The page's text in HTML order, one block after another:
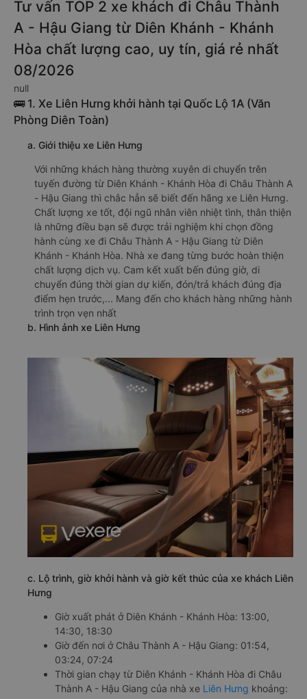
Tư vấn TOP 2 xe khách đi Châu Thành
A - Hậu Giang từ Diên Khánh - Khánh
Hòa chất lượng cao, uy tín, giá rẻ nhất
08/2026
null
🚌 1. Xe Liên Hưng khởi hành tại Quốc Lộ 1A (Văn
Phòng Diên Toàn)
a. Giới thiệu xe Liên Hưng
Với những khách hàng thường xuyên di chuyển trên
tuyến đường từ Diên Khánh - Khánh Hòa đi Châu Thành A
- Hậu Giang thì chắc hẳn sẽ biết đến hãng xe Liên Hưng.
Chất lượng xe tốt, đội ngũ nhân viên nhiệt tình, thân thiện
là những điều bạn sẽ được trải nghiệm khi chọn đồng
hành cùng xe đi Châu Thành A - Hậu Giang từ Diên
Khánh - Khánh Hòa. Nhà xe đang từng bước hoàn thiện
chất lượng dịch vụ. Cam kết xuất bến đúng giờ, di
chuyển đúng thời gian dự kiến, đón/trả khách đúng địa
điểm hẹn trước,... Mang đến cho khách hàng những hành
trình trọn vẹn nhất
b. Hình ảnh xe Liên Hưng
c. Lộ trình, giờ khởi hành và giờ kết thúc của xe khách Liên
Hưng
Giờ xuất phát ở Diên Khánh - Khánh Hòa: 13:00,
14:30, 18:30
Giờ đến nơi ở Châu Thành A - Hậu Giang: 01:54,
03:24, 07:24
Thời gian chạy từ Diên Khánh - Khánh Hòa đi Châu
Thành A - Hậu Giang của nhà xe Liên Hưng khoảng: